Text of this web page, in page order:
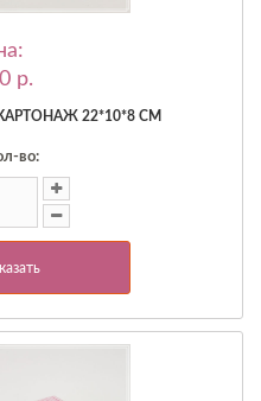
p.
22*10*8 СМ
во: